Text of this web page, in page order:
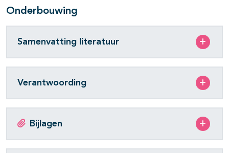
Onderbouwing
Samenvatting literatuur
Verantwoording
Bijlagen